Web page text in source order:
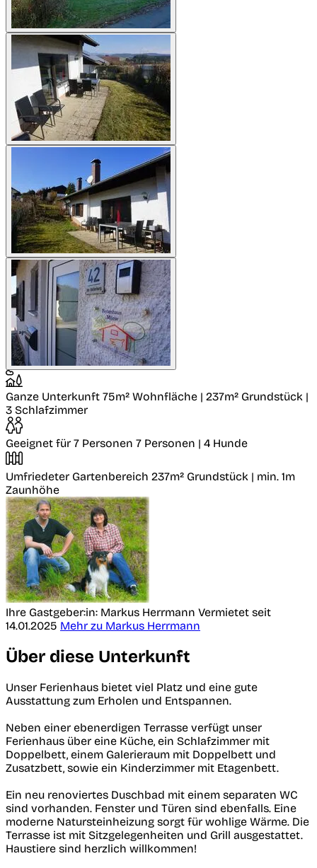
Ganze Unterkunft 75m² Wohnfläche | 237m² Grundstück |
3 Schlafzimmer
Geeignet für 7 Personen 7 Personen | 4 Hunde
Umfriedeter Gartenbereich 237m² Grundstück | min. 1m
Zaunhöhe
Ihre Gastgeber:in: Markus Herrmann Vermietet seit
14.01.2025 Mehr zu Markus Herrmann
Über diese Unterkunft
Unser Ferienhaus bietet viel Platz und eine gute
Ausstattung zum Erholen und Entspannen.
Neben einer ebenerdigen Terrasse verfügt unser
Ferienhaus über eine Küche, ein Schlafzimmer mit
Doppelbett, einem Galerieraum mit Doppelbett und
Zusatzbett, sowie ein Kinderzimmer mit Etagenbett.
Ein neu renoviertes Duschbad mit einem separaten WC
sind vorhanden. Fenster und Türen sind ebenfalls. Eine
moderne Natursteinheizung sorgt für wohlige Wärme. Die
Terrasse ist mit Sitzgelegenheiten und Grill ausgestattet.
Haustiere sind herzlich willkommen!